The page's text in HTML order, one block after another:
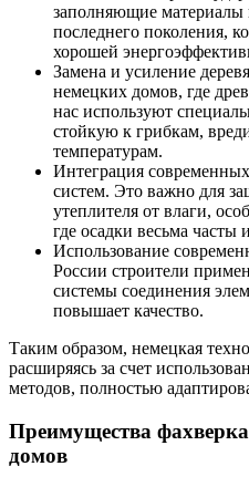
заполняющие материалы
последнего поколения,
хорошей
Замена и усиление
немецких домов, где
нас используют
стойкую к грибкам,
температурам.
Интеграция
систем. Это важно для
утеплителя от влаги,
где осадки весьма часты
Использование
России строители
системы соединения
повышает качество.
Таким образом, немецкая
расширяясь за счет
методов, полностью
Преимущества фахверка
домов